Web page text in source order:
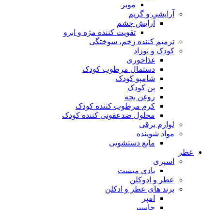
آرایشی و گریم
آرایش چشم
تقویت کننده مژه و ابرو
ترمیم کننده زخم، سوختگی
کودک و نوزاد
غذاخوری
دستمال مرطوب کودک
شامپو کودک
پن کودک
روغن بچه
کرم مرطوب کننده کودک
محلول ضدعفونی کننده کودک
لوازم برقی
مواد شوینده
مایع دستشویی
اسپری
بادی میست
عطر و ادوکلن
برند های عطر و ادکلن